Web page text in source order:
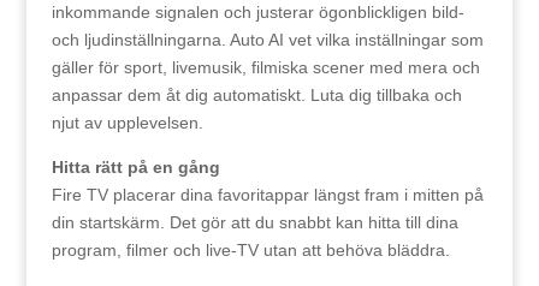
inkommande signalen och justerar ögonblickligen bild-
och ljudinställningarna. Auto AI vet vilka inställningar som
gäller för sport, livemusik, filmiska scener med mera och
anpassar dem åt dig automatiskt. Luta dig tillbaka och
njut av upplevelsen.
Hitta rätt på en gång
Fire TV placerar dina favoritappar längst fram i mitten på
din startskärm. Det gör att du snabbt kan hitta till dina
program, filmer och live-TV utan att behöva bläddra.